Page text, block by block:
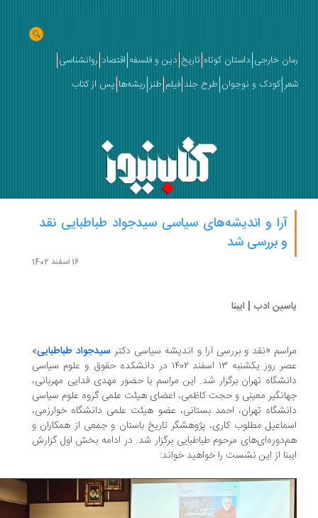
خارجی داستان کوتاه تاریخ دین و فلسفه اقتصاد روانشناسی
کودک و نوجوان طرح جلد فیلم طنز ریشه‌ها پس از کتاب
آرا و اندیشه‌های سیاسی سیدجواد طباطبایی نقد
و بررسی شد
ادب | ایبنا
«نقد و بررسی آرا و اندیشه سیاسی دکترسیدجواد طباطبایی»
عصر روز یکشنبه ۱۳ اسفند ۱۴۰۲ در دانشکده حقوق و علوم سیاسی
تهران برگزار شد. این مراسم با حضور مهدی فدایی مهربانی،
معینی و حجت کاظمی، اعضای هیئت علمی گروه علوم سیاسی
تهران، احمد بستانی، عضو هیئت علمی دانشگاه خوارزمی،
مطلوب کاری، پژوهشگر تاریخ باستان و جمعی از همکاران و
مرحوم طباطبایی برگزار شد. در ادامه بخش اول گزارش
از این نشست را خواهید خواند: